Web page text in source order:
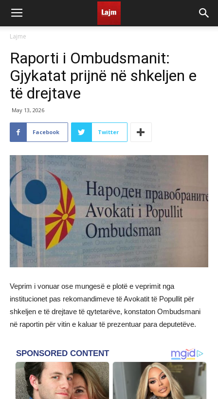
Lajme
Raporti i Ombudsmanit:
Gjykatat prijnë në shkeljen e
të drejtave
May 13, 2026
Facebook Twitter
Veprim i vonuar ose mungesë e plotë e veprimit nga
institucionet pas rekomandimeve të Avokatit të Popullit për
shkeljen e të drejtave të qytetarëve, konstaton Ombudsmani
në raportin për vitin e kaluar të prezentuar para deputetëve.